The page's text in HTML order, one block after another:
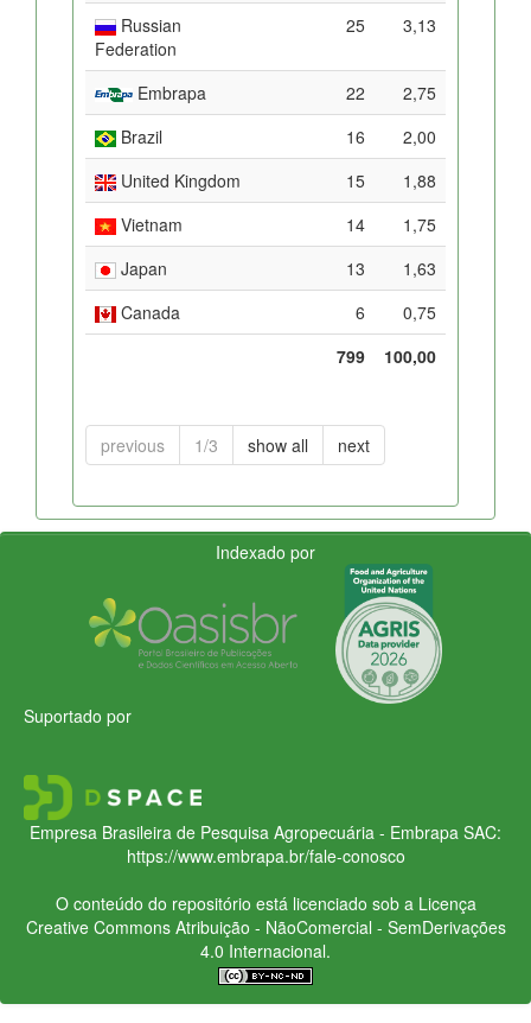
Russian
Federation
25 3,13
Embrapa 22
2,75
Brazil
16
2,00
United Kingdom
15
1,88
Vietnam
14
1,75
Japan
13
1,63
Canada
6
0,75
799
100,00
previous 1/3 show all next
Indexado por
Suportado por
Empresa Brasileira de Pesquisa Agropecuária - Embrapa SAC:
https://www.embrapa.br/fale-conosco
O conteúdo do repositório está licenciado sob a Licença
Creative CommonsAtribuição - NãoComercial - SemDerivações
4.0 Internacional.